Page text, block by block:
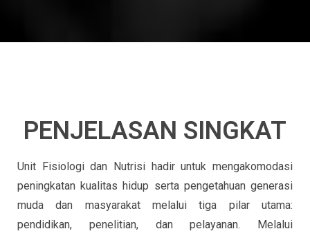
PENJELASAN SINGKAT
Unit Fisiologi dan Nutrisi hadir untuk mengakomodasi
peningkatan kualitas hidup serta pengetahuan generasi
muda dan masyarakat melalui tiga pilar utama:
pendidikan, penelitian, dan pelayanan. Melalui